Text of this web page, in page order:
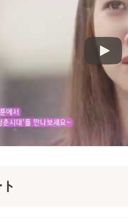
ヨン、突然の熱愛宣言…「キム秘書がなぜそう